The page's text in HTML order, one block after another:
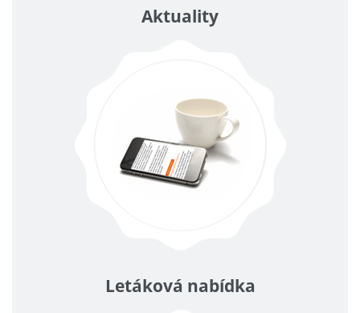
Aktuality
Letáková nabídka